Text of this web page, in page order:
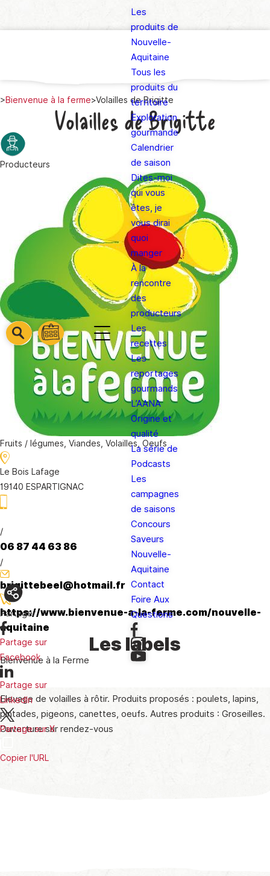
barre
1
barre
2
barre
3
Les
produits de
Nouvelle-
Aquitaine
Tous les
produits du
territoire
Exploration
gourmande
Calendrier
de saison
Dites-moi
qui vous
êtes, je
vous dirai
quoi
manger
À la
rencontre
des
producteurs
Les
recettes
Les
reportages
gourmands
L’AANA
Origine et
qualité
La série de
Podcasts
Les
campagnes
de saisons
Concours
Saveurs
Nouvelle-
Aquitaine
Contact
Foire Aux
Questions
>Bienvenue à la ferme>Volailles de Brigitte
Volailles de Brigitte
Producteurs
Fruits / légumes, Viandes, Volailles, Oeufs
Le Bois Lafage
19140 ESPARTIGNAC
/
06 87 44 63 86
/
brigittebeel@hotmail.fr
https://www.bienvenue-a-la-ferme.com/nouvelle-
aquitaine
Les labels
Bienvenue à la Ferme
Elevage de volailles à rôtir. Produits proposés : poulets, lapins,
pintades, pigeons, canettes, oeufs. Autres produits : Groseilles.
Ouverture sur rendez-vous
Partager
Partage sur
Facebook
Partage sur
LinkedIn
Partage sur X
Copier l'URL